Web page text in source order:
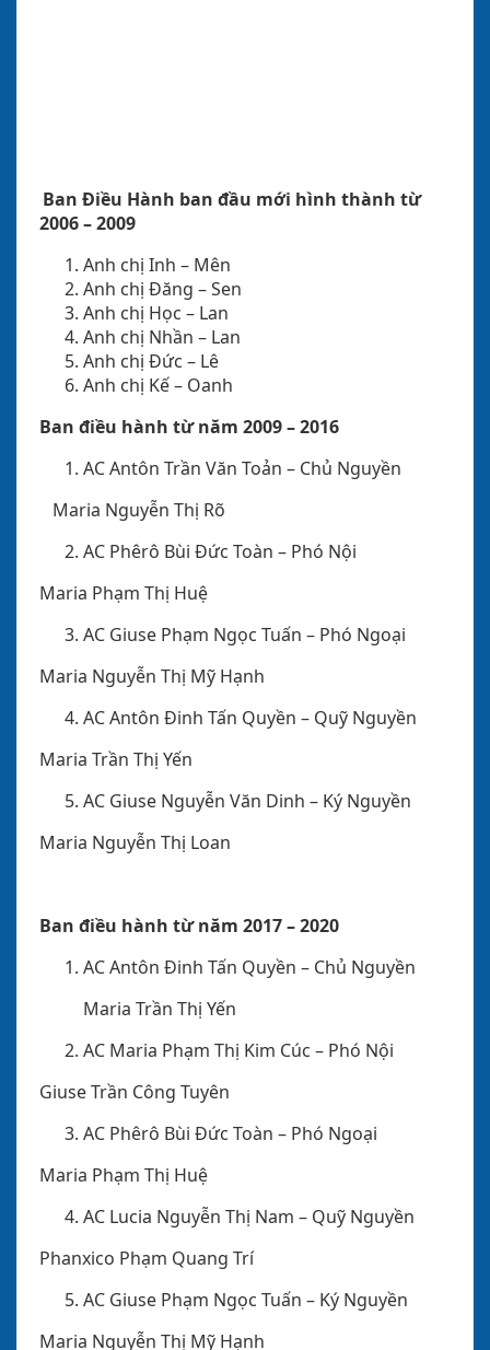
Ban Điều Hành ban đầu mới hình thành từ
2006 – 2009
Anh chị Inh – Mên
Anh chị Đăng – Sen
Anh chị Học – Lan
Anh chị Nhần – Lan
Anh chị Đức – Lê
Anh chị Kế – Oanh
Ban điều hành từ năm 2009 – 2016
AC Antôn Trần Văn Toản – Chủ Nguyền
Maria Nguyễn Thị Rõ
AC Phêrô Bùi Đức Toàn – Phó Nội
Maria Phạm Thị Huệ
AC Giuse Phạm Ngọc Tuấn – Phó Ngoại
Maria Nguyễn Thị Mỹ Hạnh
AC Antôn Đinh Tấn Quyền – Quỹ Nguyền
Maria Trần Thị Yến
AC Giuse Nguyễn Văn Dinh – Ký Nguyền
Maria Nguyễn Thị Loan
Ban điều hành từ năm 2017 – 2020
AC Antôn Đinh Tấn Quyền – Chủ Nguyền
Maria Trần Thị Yến
AC Maria Phạm Thị Kim Cúc – Phó Nội
Giuse Trần Công Tuyên
AC Phêrô Bùi Đức Toàn – Phó Ngoại
Maria Phạm Thị Huệ
AC Lucia Nguyễn Thị Nam – Quỹ Nguyền
Phanxico Phạm Quang Trí
AC Giuse Phạm Ngọc Tuấn – Ký Nguyền
Maria Nguyễn Thị Mỹ Hạnh